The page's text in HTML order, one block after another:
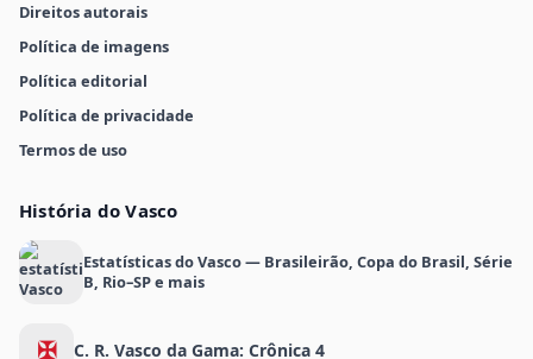
Direitos autorais
Política de imagens
Política editorial
Política de privacidade
Termos de uso
História do Vasco
Estatísticas do Vasco — Brasileirão, Copa do Brasil, Série
B, Rio–SP e mais
✠ C. R. Vasco da Gama: Crônica 4